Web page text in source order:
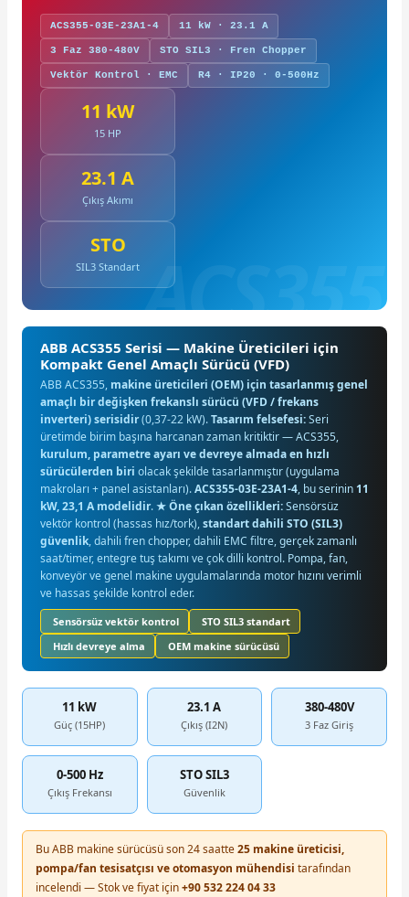
ACS355-03E-23A1-4 11 kW · 23.1 A
3 Faz 380-480V STO SIL3 · Fren Chopper
Vektör Kontrol · EMC R4 · IP20 · 0-500Hz
11 kW
15 HP
23.1 A
Çıkış Akımı
STO
SIL3 Standart
ABB ACS355 Serisi — Makine Üreticileri için
Kompakt Genel Amaçlı Sürücü (VFD)
ABB ACS355, makine üreticileri (OEM) için tasarlanmış genel
amaçlı bir değişken frekanslı sürücü (VFD / frekans
inverteri) serisidir(0,37-22 kW).Tasarım felsefesi:Seri
üretimde birim başına harcanan zaman kritiktir — ACS355,
kurulum, parametre ayarı ve devreye almada en hızlı
sürücülerden biri olacak şekilde tasarlanmıştır (uygulama
makroları + panel asistanları).ACS355-03E-23A1-4, bu serinin 11
kW, 23,1 A modelidir.★ Öne çıkan özellikleri:Sensörsüz
vektör kontrol (hassas hız/tork),standart dahili STO (SIL3)
güvenlik, dahili fren chopper, dahili EMC filtre, gerçek zamanlı
saat/timer, entegre tuş takımı ve çok dilli kontrol. Pompa, fan,
konveyör ve genel makine uygulamalarında motor hızını verimli
ve hassas şekilde kontrol eder.
Sensörsüz vektör kontrol
STO SIL3 standart
Hızlı devreye alma
OEM makine sürücüsü
11 kW
Güç (15HP)
23.1 A
Çıkış (I2N)
380-480V
3 Faz Giriş
0-500 Hz
Çıkış Frekansı
STO SIL3
Güvenlik
Bu ABB makine sürücüsü son 24 saatte25 makine üreticisi,
pompa/fan tesisatçısı ve otomasyon mühendisi tarafından
incelendi — Stok ve fiyat için+90 532 224 04 33